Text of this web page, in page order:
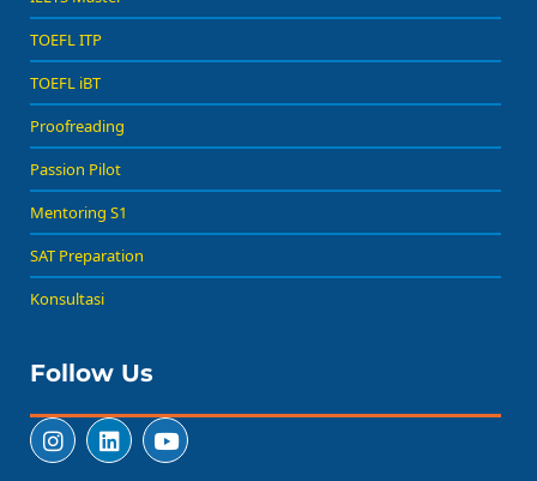
TOEFL ITP
TOEFL iBT
Proofreading
Passion Pilot
Mentoring S1
SAT Preparation
Konsultasi
Follow Us